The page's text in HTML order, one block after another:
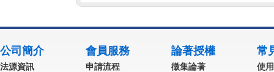
公司簡介
法源資訊
會員服務
申請流程
論著授權
徵集論著
常
使